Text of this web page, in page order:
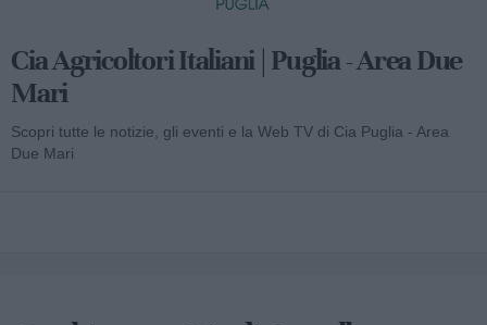
Cia Agricoltori Italiani | Puglia - Area Due
Mari
Scopri tutte le notizie, gli eventi e la Web TV di Cia Puglia - Area
Due Mari